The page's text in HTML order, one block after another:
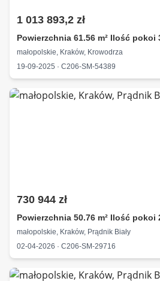
1 013 893,2 zł
Powierzchnia 61.56 m² Ilość pokoi
małopolskie, Kraków, Krowodrza
19-09-2025 · C206-SM-54389
730 944 zł
Powierzchnia 50.76 m² Ilość pokoi
małopolskie, Kraków, Prądnik Biały
02-04-2026 · C206-SM-29716